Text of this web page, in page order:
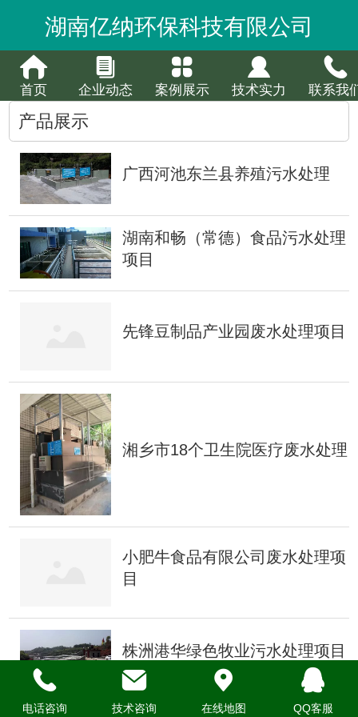
湖南亿纳环保科技有限公司
首页 企业动态 案例展示 技术实力 联系我
产品展示
广西河池东兰县养殖污水处理
湖南和畅（常德）食品污水处理
项目
先锋豆制品产业园废水处理项目
湘乡市18个卫生院医疗废水处理
小肥牛食品有限公司废水处理项
目
株洲港华绿色牧业污水处理项目
电话咨询 技术咨询 在线地图 QQ客服